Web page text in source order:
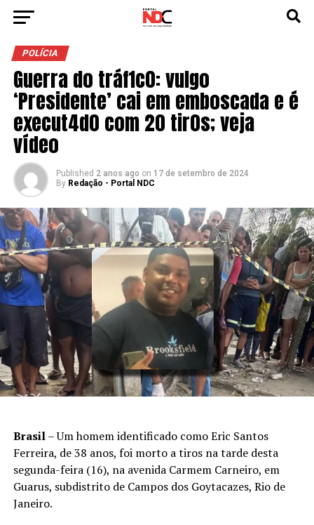
POLÍCIA
Guerra do tráf1c0: vulgo
‘Presidente’ cai em emboscada e é
execut4d0 com 20 tir0s; veja
vídeo
Published 2 anos ago on 17 de setembro de 2024
By Redação - Portal NDC
Brasil– Um homem identificado como Eric Santos
Ferreira, de 38 anos, foi morto a tiros na tarde desta
segunda-feira (16), na avenida Carmem Carneiro, em
Guarus, subdistrito de Campos dos Goytacazes, Rio de
Janeiro.